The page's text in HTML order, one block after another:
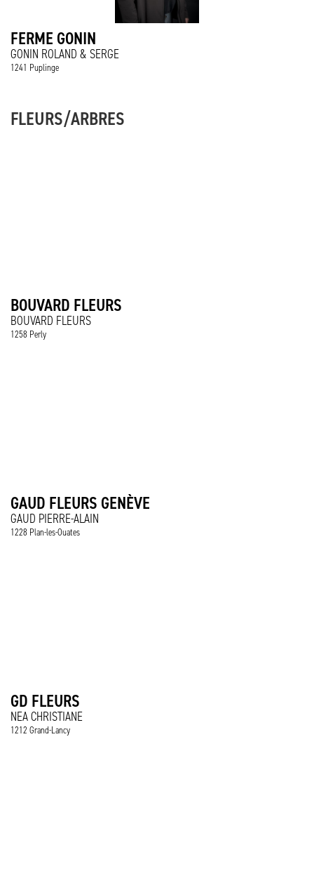
FERME GONIN
GONIN ROLAND & SERGE
1241 Puplinge
FLEURS/ARBRES
BOUVARD FLEURS
BOUVARD FLEURS
1258 Perly
GAUD FLEURS GENÈVE
GAUD PIERRE-ALAIN
1228 Plan-les-Ouates
GD FLEURS
NEA CHRISTIANE
1212 Grand-Lancy